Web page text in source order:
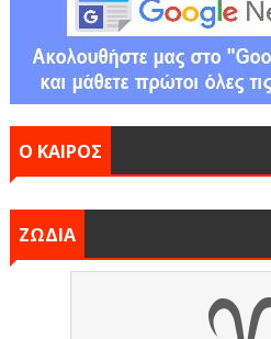
Ο ΚΑΙΡΟΣ
ΖΩΔΙΑ